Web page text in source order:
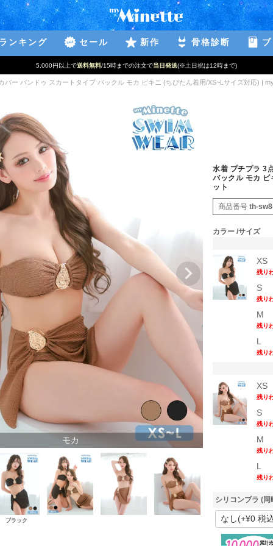
ンキング セール 新作 骨格診断
5,000円以上で送料無料/15時までの注文で当日発送(※土日祝は12時まで)
バー バンドゥ スカートタイプ バックル モカ ビキニ (ちぴたん着用/XS~Lサイズ対応) |
モカ
ブラック
水着 プチプラ 3
バックル モカ
ット
商品番号 th-
カラー サイズ
XS
残り
S
残り
M
残り
L
残り
XS
残り
S
残り
M
残り
L
残り
シリコンブラ (